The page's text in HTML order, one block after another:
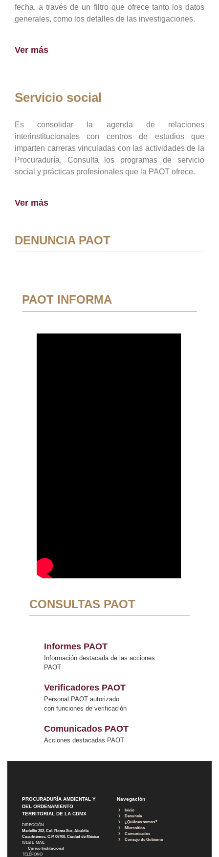
fecha, a través de un filtro que ofrece tanto los datos
generales, como los detalles de las investigaciones.
Ver más
Servicio social
Es consolidar la agenda de relaciones
interinstitucionales con centros de estudios que
imparten carreras vinculadas con las actividades de la
Procuraduría, Consulta los programas de servicio
social y prácticas profesionales que la PAOT ofrece.
Ver más
DENUNCIA PAOT
PAOT INFORMA
CONSULTAS PAOT
Informes PAOT
Información destacada de las acciones
PAOT
Verificadores PAOT
Personal PAOT autorizado
con funciones de verificación
Comunicados PAOT
Acciones destacadas PAOT
PROCURADURÍA AMBIENTAL Y
DEL ORDENAMIENTO
TERRITORIAL DE LA CDMX
DIRECCIÓN
Medellín 202, Col. Roma Sur, Alcaldía
Cuauhtémoc, C.P. 06700, Ciudad de México
WEB E-MAIL
Correo Institucional
TELÉFONO
Navegación
Inicio
Denuncia
¿Quiénes somos?
Micrositios
Comunicados
Consejo de Gobierno